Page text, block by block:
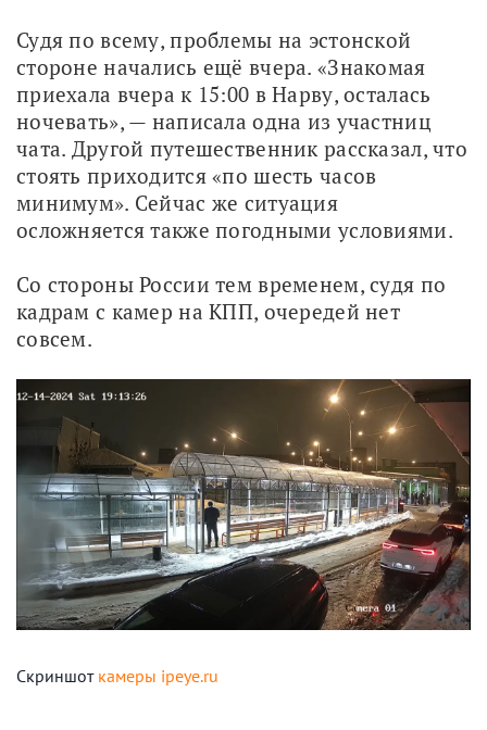
Судя по всему, проблемы на эстонской
стороне начались ещё вчера. «Знакомая
приехала вчера к 15:00 в Нарву, осталась
ночевать», — написала одна из участниц
чата. Другой путешественник рассказал, что
стоять приходится «по шесть часов
минимум». Сейчас же ситуация
осложняется также погодными условиями.
Со стороны России тем временем, судя по
кадрам с камер на КПП, очередей нет
совсем.
Скриншот камеры ipeye.ru